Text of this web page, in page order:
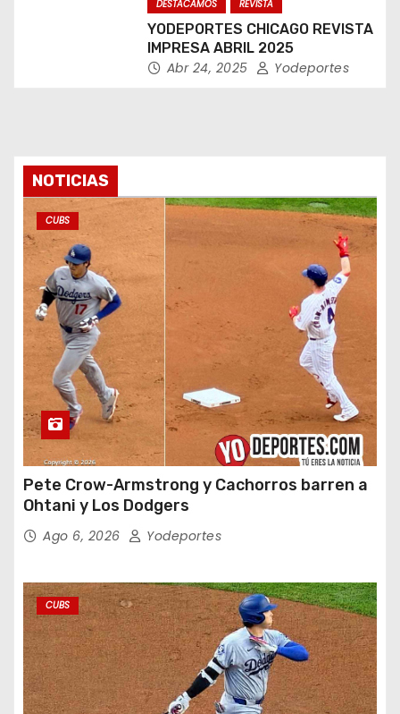
DESTACAMOS REVISTA
YODEPORTES CHICAGO REVISTA
IMPRESA ABRIL 2025
Abr 24, 2025 Yodeportes
NOTICIAS
CUBS
Pete Crow-Armstrong y Cachorros barren a
Ohtani y Los Dodgers
Ago 6, 2026 Yodeportes
CUBS